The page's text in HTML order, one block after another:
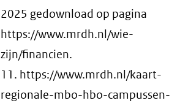
2025 gedownload op pagina
https://www.mrdh.nl/wie-
zijn/financien.
11. https://www.mrdh.nl/kaart-
regionale-mbo-hbo-campussen-